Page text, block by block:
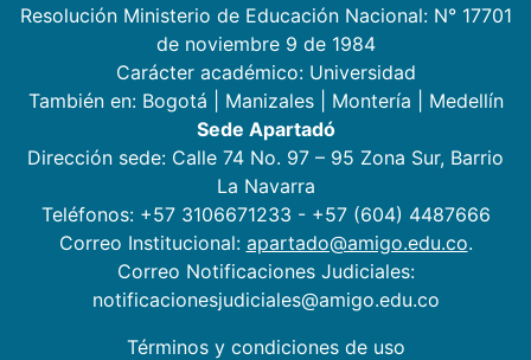
Resolución Ministerio de Educación Nacional: N° 17701
de noviembre 9 de 1984
Carácter académico: Universidad
También en: Bogotá Manizales| Montería
Medellín
Sede Apartadó
Dirección sede: Calle 74 No. 97 – 95 Zona Sur, Barrio
La Navarra
Teléfonos: +57 3106671233 - +57 (604) 4487666
Correo Institucional: apartado@amigo.edu.co.
Correo Notificaciones Judiciales:
notificacionesjudiciales@amigo.edu.co
Términos y condiciones de uso